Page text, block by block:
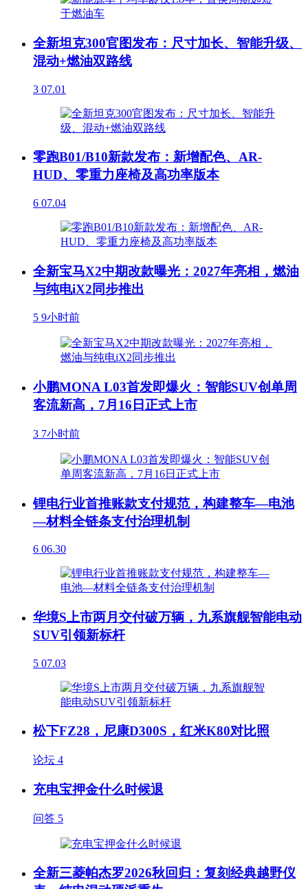
全新坦克300官图发布：尺寸加长、智能升级、
混动+燃油双路线
3 07.01
零跑B01/B10新款发布：新增配色、AR-
HUD、零重力座椅及高功率版本
6 07.04
全新宝马X2中期改款曝光：2027年亮相，燃油
与纯电iX2同步推出
5 9小时前
小鹏MONA L03首发即爆火：智能SUV创单周
客流新高，7月16日正式上市
3 7小时前
锂电行业首推账款支付规范，构建整车—电池
—材料全链条支付治理机制
6 06.30
华境S上市两月交付破万辆，九系旗舰智能电动
SUV引领新标杆
5 07.03
松下FZ28，尼康D300S，红米K80对比照
论坛 4
充电宝押金什么时候退
问答 5
全新三菱帕杰罗2026秋回归：复刻经典越野仪